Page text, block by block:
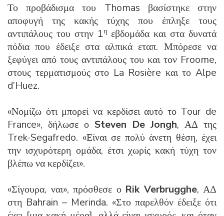
Το προβάδισμα του Thomas βασίστηκε στην
αποφυγή της κακής τύχης που έπληξε τους
αντιπάλους του στην 1η εβδομάδα και στα δυνατά
πόδια που έδειξε στα αλπικά εταπ. Μπόρεσε να
ξεφύγει από τους αντιπάλους του και τον Froome,
στους τερματισμούς στο La Rosière και το Alpe
d’Huez.
«Νομίζω ότι μπορεί να κερδίσει αυτό το Tour de
France», δήλωσε ο Steven De Jongh, ΑΔ της
Trek-Segafredo. «Είναι σε πολύ άνετη θέση, έχει
την ισχυρότερη ομάδα, έτσι χωρίς κακή τύχη τον
βλέπω να κερδίζει».
«Σίγουρα, ναι», πρόσθεσε ο Rik Verbrugghe, ΑΔ
στη Bahrain – Merinda. «Στο παρελθόν έδειξε ότι